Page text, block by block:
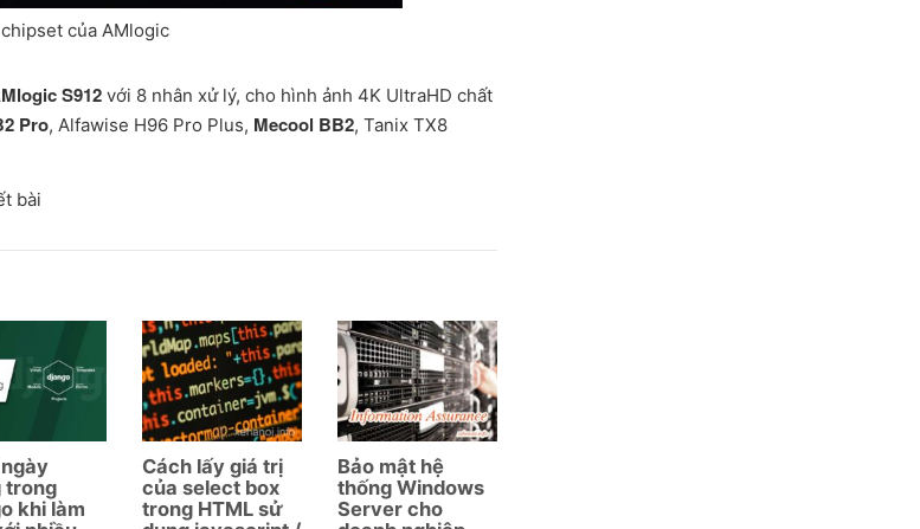
của AMlogic
S912 với 8 nhân xử lý, cho hình ảnh 4K UltraHD chất
Pro, Alfawise H96 Pro Plus, Mecool BB2, Tanix TX8
bài
trong
khi làm
Cách lấy giá trị
của select box
trong HTML sử
Bảo mật hệ
thống Windows
Server cho